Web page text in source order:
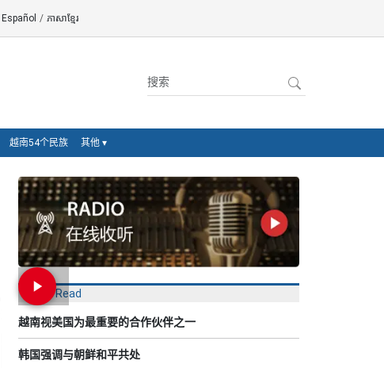
Español / ភាសាខ្មែរ
越南54个民族 其他 ▾
Most Read
越南视美国为最重要的合作伙伴之一
韩国强调与朝鲜和平共处